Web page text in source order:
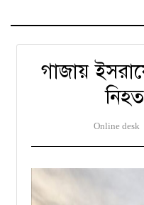
গাজায়
Online desk